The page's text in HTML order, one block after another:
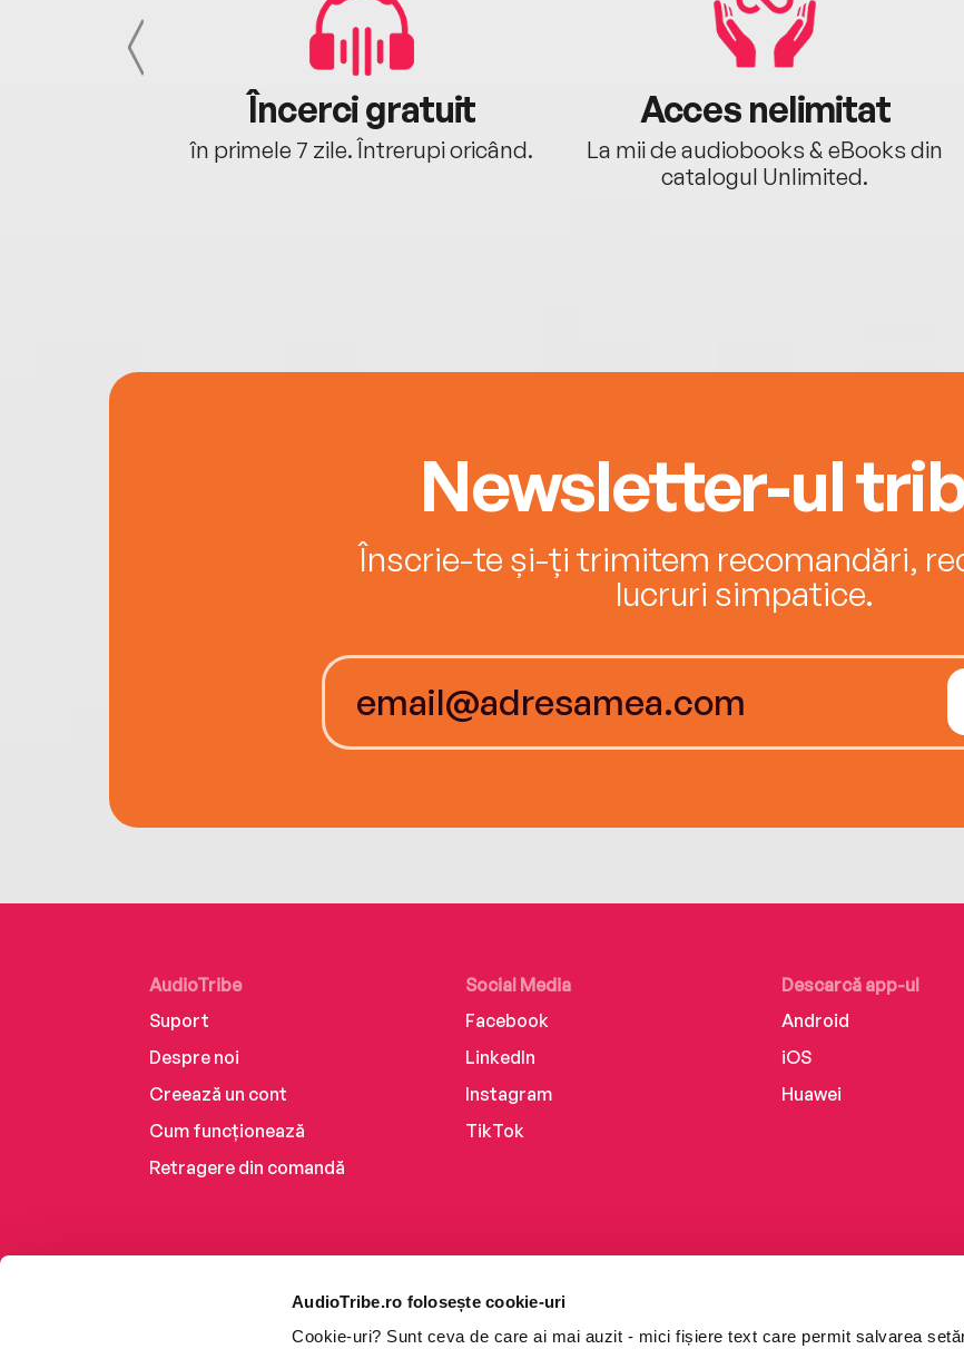
AudioTribe.ro folosește cookie-uri
Cookie-uri? Sunt ceva de care ai mai auzit - mici fișiere text care permit salvarea
Încerci gratuit
în primele 7 zile. Întrerupi oricând.
Acces nelimitat
La mii de audiobooks & eBooks din
catalogul Unlimited.
Newsletter-ul
Înscrie-te și-ți trimitem recomandări,
lucruri simpatice.
AudioTribe
Suport
Despre noi
Creează un cont
Cum funcționează
Retragere din comandă
Social Media
Facebook
LinkedIn
Instagram
TikTok
Descarcă app-ul
Android
iOS
Huawei